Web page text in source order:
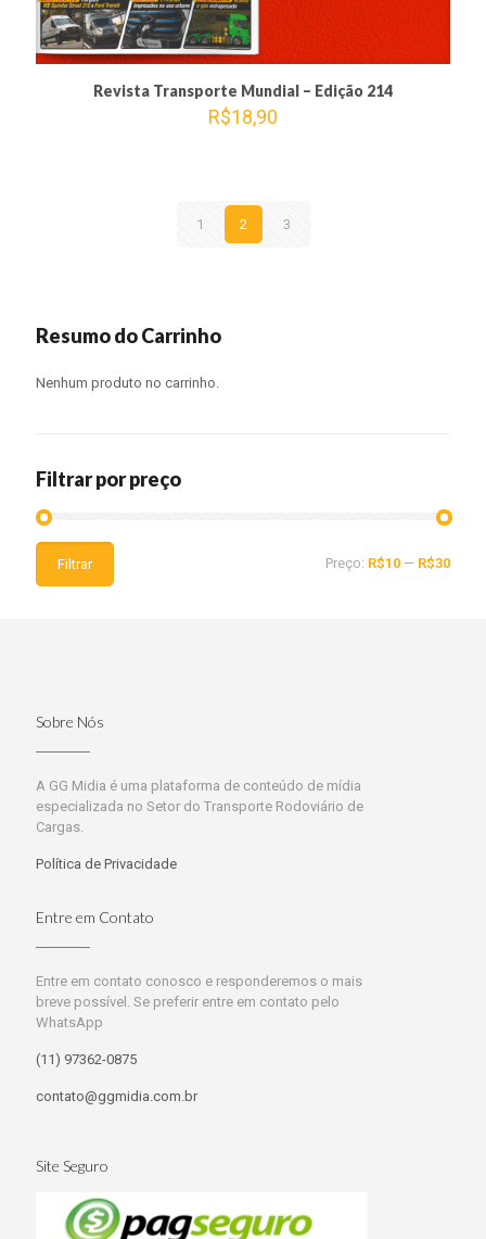
Revista Transporte Mundial – Edição 214
R$18,90
1 2 3
Resumo do Carrinho
Nenhum produto no carrinho.
Filtrar por preço
Filtrar Preço: R$10 — R$30
Sobre Nós
A GG Midia é uma plataforma de conteúdo de mídia
especializada no Setor do Transporte Rodoviário de
Cargas.
Política de Privacidade
Entre em Contato
Entre em contato conosco e responderemos o mais
breve possível. Se preferir entre em contato pelo
WhatsApp
(11) 97362-0875
contato@ggmidia.com.br
Site Seguro